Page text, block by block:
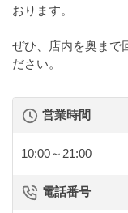
おります。
ぜひ、店内を奥まで
ださい。
営業時間
10:00～21:00
電話番号